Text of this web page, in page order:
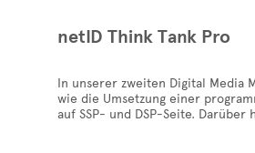
netID Think Tank Pro
In unserer zweiten Digital Media
wie die Umsetzung einer
auf SSP- und DSP-Seite.